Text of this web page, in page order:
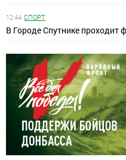
12:44 СПОРТ
В Городе Спутнике проходит